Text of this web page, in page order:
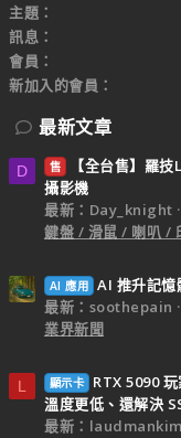
主題
訊息
會員
新加入的會員
最新文章
D 售
【全台售】羅
攝影機
最新：Day_knight
鍵盤 / 滑鼠 / 喇叭 /
AI 應用 AI 推升記憶
最新：soothepain
業界新聞
L 顯示卡
RTX 5090
溫度更低、還解決
最新：